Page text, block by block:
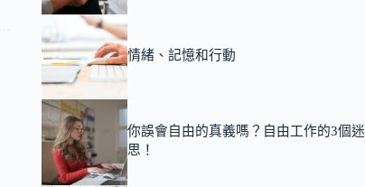
情緒、記憶和行動
你誤會自由的真義嗎？自由工作的3個迷
思！